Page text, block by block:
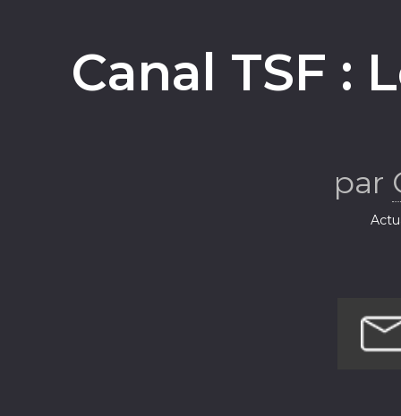
Canal TSF :
par